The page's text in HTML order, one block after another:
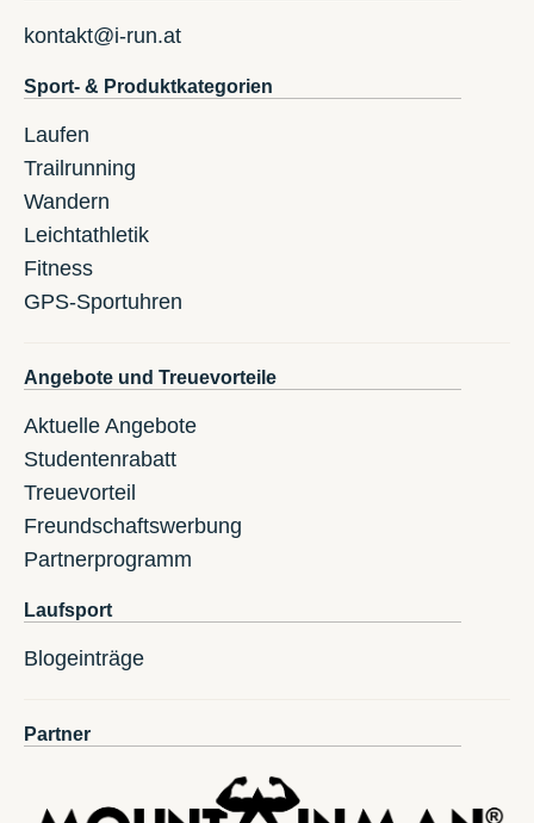
kontakt@i-run.at
Sport- & Produktkategorien
Laufen
Trailrunning
Wandern
Leichtathletik
Fitness
GPS-Sportuhren
Angebote und Treuevorteile
Aktuelle Angebote
Studentenrabatt
Treuevorteil
Freundschaftswerbung
Partnerprogramm
Laufsport
Blogeinträge
Partner